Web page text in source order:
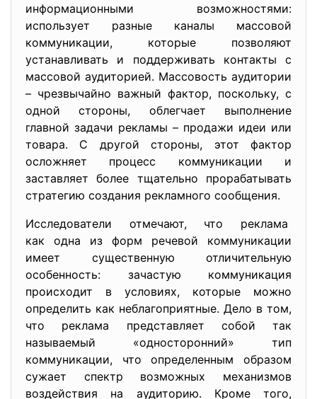
информационными возможностями:
использует разные каналы массовой
коммуникации, которые позволяют
устанавливать и поддерживать контакты с
массовой аудиторией. Массовость аудитории
– чрезвычайно важный фактор, поскольку, с
одной стороны, облегчает выполнение
главной задачи рекламы – продажи идеи или
товара. С другой стороны, этот фактор
осложняет процесс коммуникации и
заставляет более тщательно прорабатывать
стратегию создания рекламного сообщения.
Исследователи отмечают, что реклама
как одна из форм речевой коммуникации
имеет существенную отличительную
особенность: зачастую коммуникация
происходит в условиях, которые можно
определить как неблагоприятные. Дело в том,
что реклама представляет собой так
называемый «односторонний» тип
коммуникации, что определенным образом
сужает спектр возможных механизмов
воздействия на аудиторию. Кроме того,